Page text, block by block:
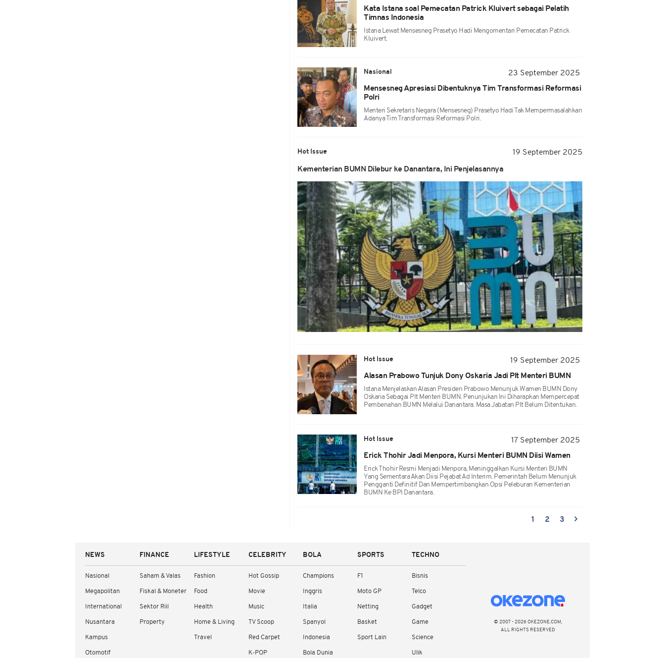
Kata Istana soal Pemecatan Patrick Kluivert sebagai Pelatih
Timnas Indonesia
Istana Lewat Mensesneg Prasetyo Hadi Mengomentari Pemecatan Patrick
Kluivert.
Nasional
23 September 2025
Mensesneg Apresiasi Dibentuknya Tim Transformasi Reformasi
Polri
Menteri Sekretaris Negara (Mensesneg) Prasetyo Hadi Tak Mempermasalahkan
Adanya Tim Transformasi Reformasi Polri.
Hot Issue 19 September 2025
Kementerian BUMN Dilebur ke Danantara, Ini Penjelasannya
Hot Issue
19 September 2025
Alasan Prabowo Tunjuk Dony Oskaria Jadi Plt Menteri BUMN
Istana Menjelaskan Alasan Presiden Prabowo Menunjuk Wamen BUMN Dony
Oskaria Sebagai Plt Menteri BUMN. Penunjukan Ini Diharapkan Mempercepat
Pembenahan BUMN Melalui Danantara. Masa Jabatan Plt Belum Ditentukan.
Hot Issue
17 September 2025
Erick Thohir Jadi Menpora, Kursi Menteri BUMN Diisi Wamen
Erick Thohir Resmi Menjadi Menpora, Meninggalkan Kursi Menteri BUMN
Yang Sementara Akan Diisi Pejabat Ad Interim. Pemerintah Belum Menunjuk
Pengganti Definitif Dan Mempertimbangkan Opsi Peleburan Kementerian
BUMN Ke BPI Danantara.
1 2 3
NEWS
Nasional
Megapolitan
International
Nusantara
Kampus
Otomotif
FINANCE
Saham & Valas
Fiskal & Moneter
Sektor Riil
Property
LIFESTYLE
Fashion
Food
Health
Home & Living
Travel
CELEBRITY
Hot Gossip
Movie
Music
TV Scoop
Red Carpet
K-POP
BOLA
Champions
Inggris
Italia
Spanyol
Indonesia
Bola Dunia
SPORTS
F1
Moto GP
Netting
Basket
Sport Lain
TECHNO
Bisnis
Telco
Gadget
Game
Science
Ulik
© 2007 - 2026 OKEZONE.COM,
ALL RIGHTS RESERVED